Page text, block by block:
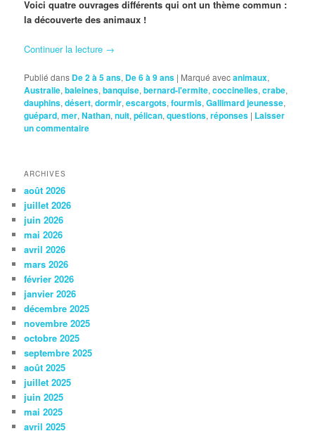
Voici quatre ouvrages différents qui ont un thème commun :
la découverte des animaux !
Continuer la lecture →
Publié dans De 2 à 5 ans, De 6 à 9 ans | Marqué avecanimaux,
Australie,baleines,banquise,bernard-l'ermite,coccinelles,crabe,
dauphins,désert,dormir,escargots,fourmis,Gallimard jeunesse,
guépard,mer,Nathan,nuit,pélican,questions,réponses | Laisser
un commentaire
ARCHIVES
août 2026
juillet 2026
juin 2026
mai 2026
avril 2026
mars 2026
février 2026
janvier 2026
décembre 2025
novembre 2025
octobre 2025
septembre 2025
août 2025
juillet 2025
juin 2025
mai 2025
avril 2025